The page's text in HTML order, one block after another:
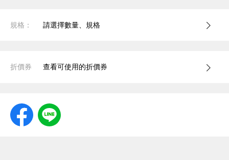
規格： 請選擇數量、規格
折價券 查看可使用的折價券